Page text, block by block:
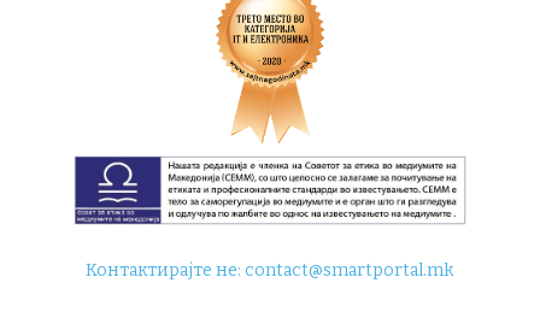
Контактирајте не:contact@smartportal.mk